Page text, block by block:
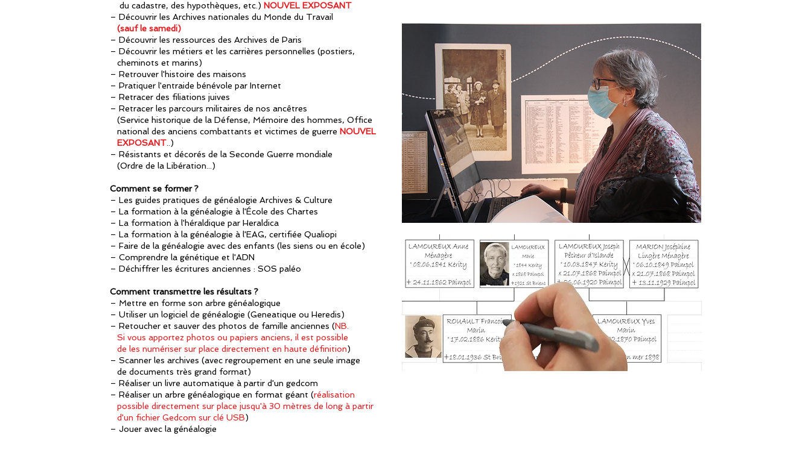
du cadastre, des hypothèques, etc.) NOUVEL EXPOSANT
– Découvrir les Archives nationales du Monde du Travail
(sauf le samedi)
– Découvrir les ressources des Archives de Paris
– Découvrir les métiers et les carrières personnelles (postiers,
cheminots et marins)
– Retrouver l'histoire des maisons
– Pratiquer l'entraide bénévole par Internet
– Retracer des filiations juives
– Retracer les parcours militaires de nos ancêtres
(Service historique de la Défense, Mémoire des hommes, Office
national des anciens combattants et victimes de guerre NOUVEL
EXPOSANT ..)
– Résistants et décorés de la Seconde Guerre mondiale
(Ordre de la Libération ...)
Comment se former ?
– Les guides pratiques de généalogie Archives & Culture
– La formation à la généalogie à l'École des Chartes
– La formation à l'héraldique par Heraldica
– La formation à la généalogie à l'EAG, certifiée Qualiopi
– Faire de la généalogie avec des enfants (les siens ou en école)
– Comprendre la génétique et l'ADN
– Déchiffrer les écritures anciennes : SOS paléo
Comment transmettre les résultats ?
– Mettre en forme son arbre généalogique
– Utiliser un logiciel de généalogie (Geneatique ou Heredis)
– Retoucher et sauver des photos de famille anciennes (NB.
Si vous apportez photos ou papiers anciens, il est possible
de les numériser sur place directement en haute définition)
– Scanner les archives (avec regroupement en une seule image
de documents très grand format)
– Réaliser un livre automatique à partir d'un gedcom
– Réaliser un arbre généalogique en format géant (réalisation
possible directement sur place jusqu'à 30 mètres de long à partir
d'un fichier Gedcom sur clé USB)
– Jouer avec la généalogie